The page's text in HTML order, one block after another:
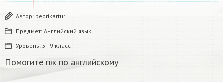
Автор: bedrikartur
Предмет: Английский язык
Уровень: 5 - 9 класс
Помогите пж по английскому